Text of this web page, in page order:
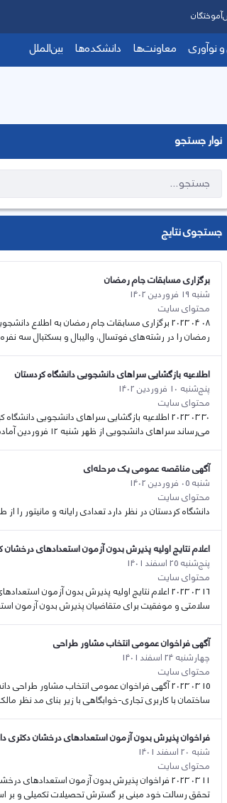
نوآوری معاونت‌ها دانشکده‌ها بین‌الملل
نوار جستجو
جستجوی نتایج
برگزاری مسابقات جام رمضان
شنبه 19 فروردین 1402
محتوای سایت
08 04 2023 برگزاری مسابقات جام رمضان به
رمضان را در رشته‌های فوتسال، واليبال و بسكتبال سه
اطلاعیه بازگشایی سراهای دانشجویی دانشگاه کردستان
پنج‌شنبه 10 فروردین 1402
محتوای سایت
30 03 2023 اطلاعیه بازگشایی سراهای دانشجویی
می‌رساند سراهای دانشجویی از ظهر شنبه ۱۲ فروردین آماده اسکان و...
آگهی مناقصه عمومی یک مرحله‌ای
شنبه 05 فروردین 1402
محتوای سایت
دانشگاه کردستان در نظر دارد تعدادی رایانه و مانیتور
اعلام نتایج اولیه پذیرش بدون آزمون استعدادهای درخشان
پنج‌شنبه 25 اسفند 1401
محتوای سایت
سلامتی و موفقیت برای متقاضیان پذیرش بدون آزمون
آگهی فراخوان عمومی انتخاب مشاور طراحی
چهارشنبه 24 اسفند 1401
محتوای سایت
15 03 2023 آگهی فراخوان عمومی انتخاب مشاور
ساختمان با كاربری تجاری-خوابگاهی با زير بنای مد نظر
فراخوان پذیرش بدون آزمون استعدادهای درخشان دکتری
شنبه 20 اسفند 1401
محتوای سایت
تحقق رسالت خود مبنی بر گسترش تحصیلات تکمیلی و بر